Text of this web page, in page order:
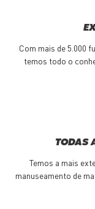
Com mais de 5.000
temos todo o
TODAS
Temos a mais
manuseamento de